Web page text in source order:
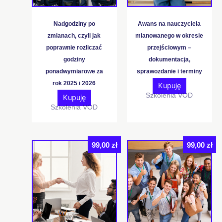
Nadgodziny po
zmianach, czyli jak
poprawnie rozliczać
godziny
ponadwymiarowe za
rok 2025 i 2026
Kupuję
Szkolenia VOD
Awans na nauczyciela
mianowanego w okresie
przejściowym –
dokumentacja,
sprawozdanie i terminy
Kupuję
Szkolenia VOD
99,00 zł 99,00 zł